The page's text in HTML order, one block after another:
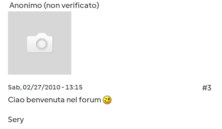
Anonimo (non verificato)
Sab, 02/27/2010 - 13:15
#3
Ciao benvenuta nel forum
Sery